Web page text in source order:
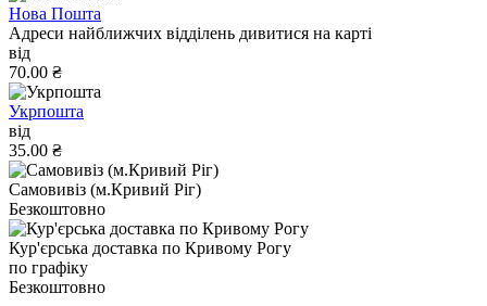
Нова Пошта
Адреси найближчих відділень дивитися на карті
від
70.00 ₴
Укрпошта
від
35.00 ₴
Самовивіз (м.Кривий Ріг)
Безкоштовно
Кур'єрська доставка по Кривому Рогу
по графіку
Безкоштовно